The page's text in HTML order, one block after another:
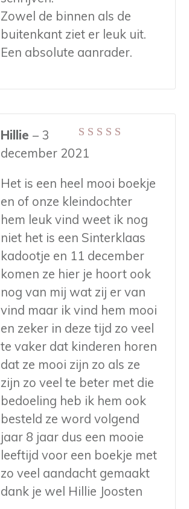
Zowel de binnen als de
buitenkant ziet er leuk uit.
Een absolute aanrader.
Gewaardeerd
uit 5
Hillie– 3
december 2021
Het is een heel mooi boekje
en of onze kleindochter
hem leuk vind weet ik nog
niet het is een Sinterklaas
kadootje en 11 december
komen ze hier je hoort ook
nog van mij wat zij er van
vind maar ik vind hem mooi
en zeker in deze tijd zo veel
te vaker dat kinderen horen
dat ze mooi zijn zo als ze
zijn zo veel te beter met die
bedoeling heb ik hem ook
besteld ze word volgend
jaar 8 jaar dus een mooie
leeftijd voor een boekje met
zo veel aandacht gemaakt
dank je wel Hillie Joosten